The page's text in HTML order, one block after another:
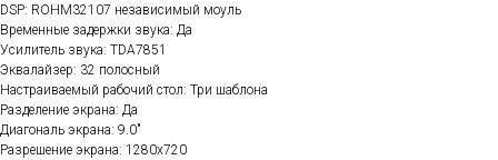
DSP: ROHM32107 независимый моуль
Временные задержки звука: Да
Усилитель звука: TDA7851
Эквалайзер: 32 полосный
Настраиваемый рабочий стол: Три шаблона
Разделение экрана: Да
Диагональ экрана: 9.0"
Разрешение экрана: 1280x720